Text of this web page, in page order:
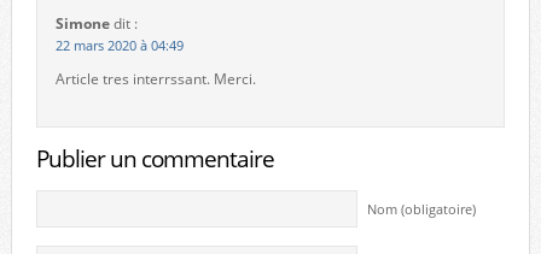
Simonedit :
22 mars 2020 à 04:49
Article tres interrssant. Merci.
Publier un commentaire
Nom (obligatoire)